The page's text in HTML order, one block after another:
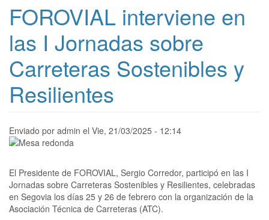
FOROVIAL interviene en
las I Jornadas sobre
Carreteras Sostenibles y
Resilientes
Enviado por admin el Vie, 21/03/2025 - 12:14
El Presidente de FOROVIAL, Sergio Corredor, participó en las I
Jornadas sobre Carreteras Sostenibles y Resilientes, celebradas
en Segovia los días 25 y 26 de febrero con la organización de la
Asociación Técnica de Carreteras (ATC).